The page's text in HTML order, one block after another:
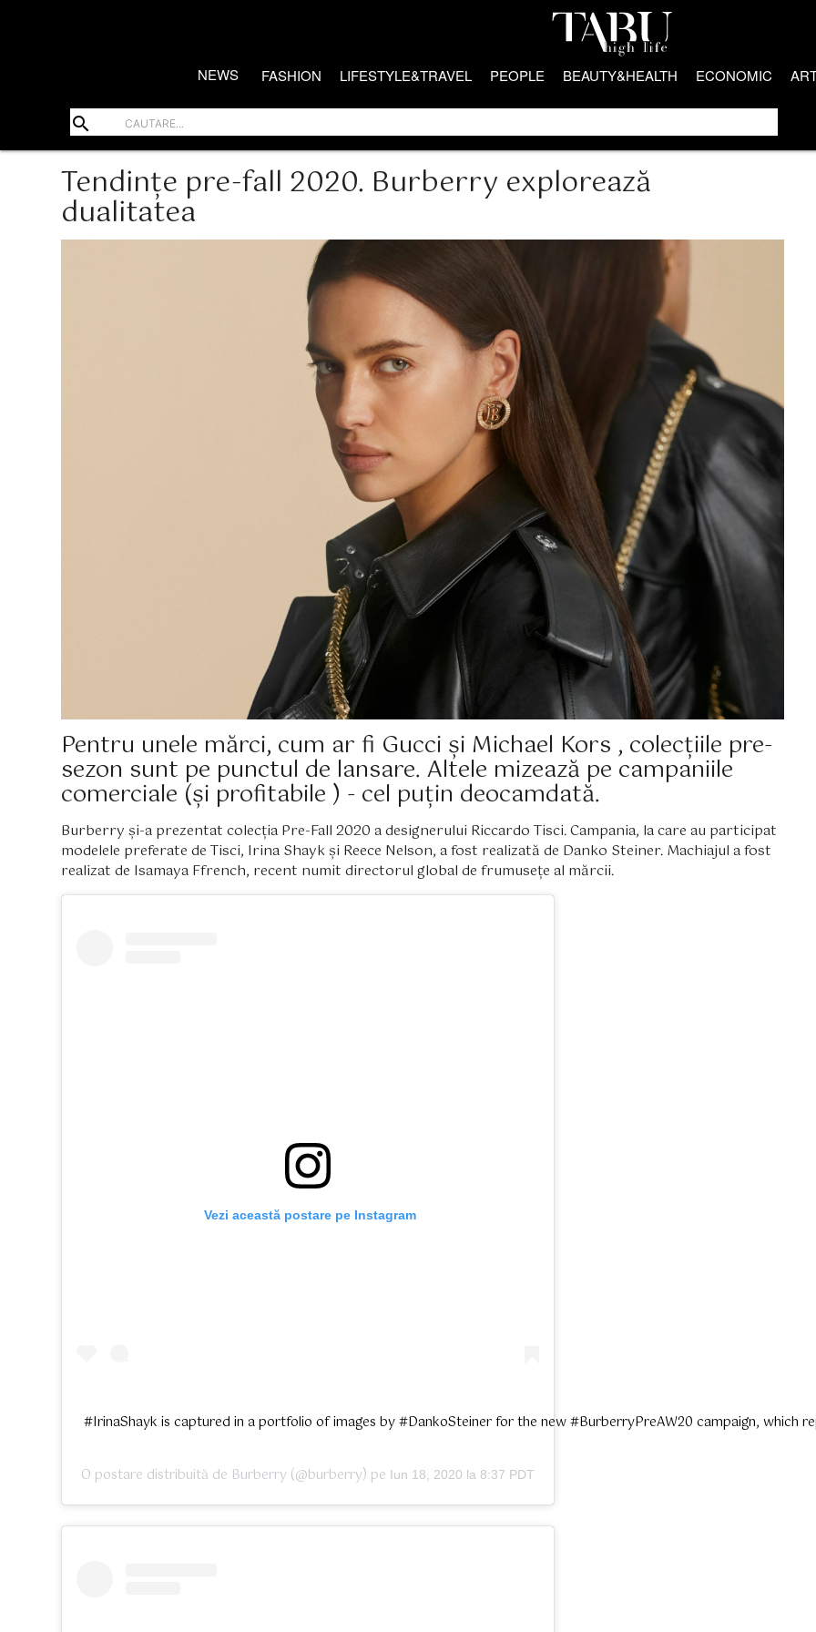
NEWS FASHION LIFESTYLE&TRAVEL PEOPLE BEAUTY&HEALTH ECONOMIC
search
Tendințe pre-fall 2020. Burberry explorează
dualitatea
Pentru unele mărci, cum ar fi Gucci și Michael Kors , colecțiile pre-
sezon sunt pe punctul de lansare. Altele mizează pe campaniile
comerciale (și profitabile ) - cel puțin deocamdată.
Burberry și-a prezentat colecția Pre-Fall 2020 a designerului Riccardo Tisci. Campania, la care au participat
modelele preferate de Tisci, Irina Shayk și Reece Nelson, a fost realizată de Danko Steiner. Machiajul a fost
realizat de Isamaya Ffrench, recent numit directorul global de frumusețe al mărcii.
Vezi această postare pe Instagram
#IrinaShayk is captured in a portfolio of images by #DankoSteiner for the new #BurberryPreAW20 campaign,
O postare distribuită de Burberry (@burberry) pe Iun 18, 2020 la 8:37 PDT